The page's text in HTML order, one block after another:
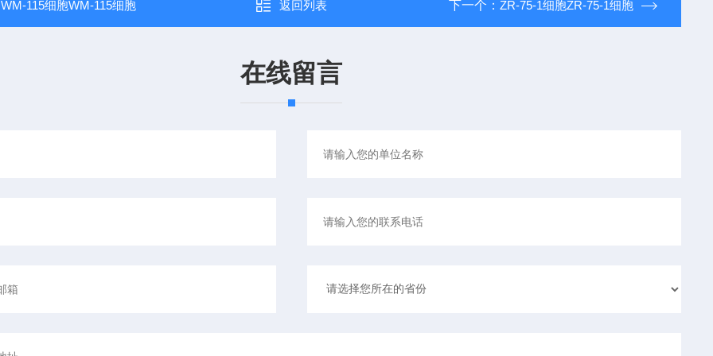
WM-115细胞WM-115细胞 返回列表 下一个： ZR-75-1细胞ZR-75-1细胞
在线留言